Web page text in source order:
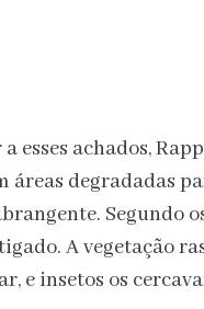
esses achados,
áreas degradadas
Segundo
A vegetação
e insetos os